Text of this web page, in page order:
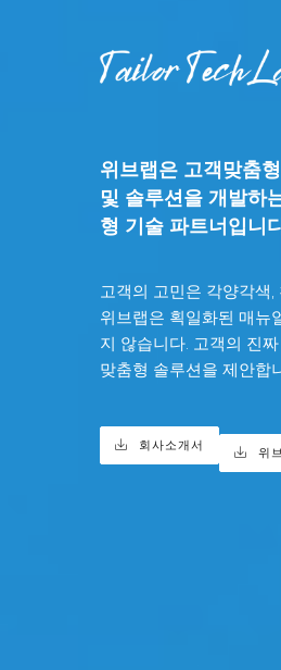
위브랩은 고객맞춤
및 솔루션을 개발하
형 기술 파트너입니
고객의 고민은 각양각색,
위브랩은 획일화된 매뉴
지 않습니다. 고객의 진
맞춤형 솔루션을 제안합
회사소개서
위